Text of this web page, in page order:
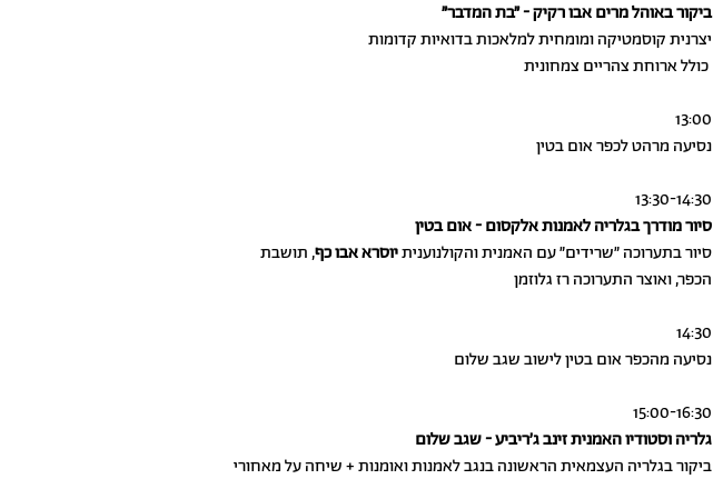
ביקור באוהל מרים אבו רקיק - ״בת המדבר״
יצרנית קוסמטיקה ומומחית למלאכות בדואיות קדומות
13:00
נסיעה מרהט לכפר אום בטין
13:30-14:30
סיור מודרך בגלריה לאמנות אלקסום - אום בטין
סיור בתערוכה ״שרידים״ עם האמנית והקולנועניתיוסרא אבו כף, תושבת
הכפר, ואוצר התערוכה רז גלוזמן
14:30
נסיעה מהכפר אום בטין לישוב שגב שלום
15:00-16:30
גלריה וסטודיו האמנית זינב ג׳ריביע - שגב שלום
ביקור בגלריה העצמאית הראשונה בנגב לאמנות ואומנות + שיחה על מאחורי